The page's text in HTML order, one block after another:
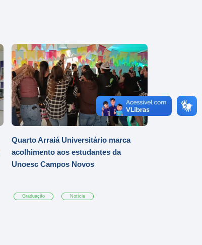
Quarto Arraiá Universitário marca
acolhimento aos estudantes da
Unoesc Campos Novos
Graduação Notícia